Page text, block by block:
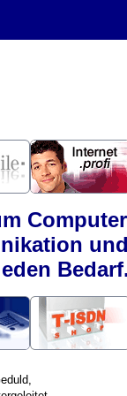
und
Bedarf.